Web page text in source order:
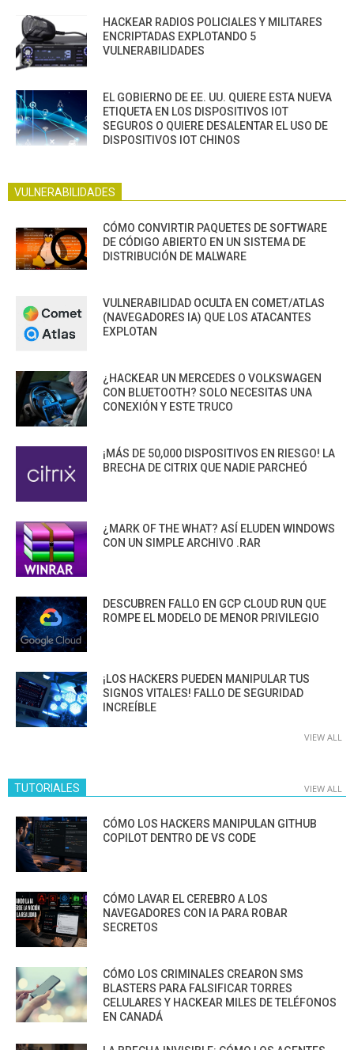
HACKEAR RADIOS POLICIALES Y MILITARES
ENCRIPTADAS EXPLOTANDO 5
VULNERABILIDADES
EL GOBIERNO DE EE. UU. QUIERE ESTA NUEVA
ETIQUETA EN LOS DISPOSITIVOS IOT
SEGUROS O QUIERE DESALENTAR EL USO DE
DISPOSITIVOS IOT CHINOS
VULNERABILIDADES
CÓMO CONVIRTIR PAQUETES DE SOFTWARE
DE CÓDIGO ABIERTO EN UN SISTEMA DE
DISTRIBUCIÓN DE MALWARE
VULNERABILIDAD OCULTA EN COMET/ATLAS
(NAVEGADORES IA) QUE LOS ATACANTES
EXPLOTAN
¿HACKEAR UN MERCEDES O VOLKSWAGEN
CON BLUETOOTH? SOLO NECESITAS UNA
CONEXIÓN Y ESTE TRUCO
¡MÁS DE 50,000 DISPOSITIVOS EN RIESGO! LA
BRECHA DE CITRIX QUE NADIE PARCHEÓ
¿MARK OF THE WHAT? ASÍ ELUDEN WINDOWS
CON UN SIMPLE ARCHIVO .RAR
DESCUBREN FALLO EN GCP CLOUD RUN QUE
ROMPE EL MODELO DE MENOR PRIVILEGIO
¡LOS HACKERS PUEDEN MANIPULAR TUS
SIGNOS VITALES! FALLO DE SEGURIDAD
INCREÍBLE
VIEW ALL
TUTORIALES VIEW ALL
CÓMO LOS HACKERS MANIPULAN GITHUB
COPILOT DENTRO DE VS CODE
CÓMO LAVAR EL CEREBRO A LOS
NAVEGADORES CON IA PARA ROBAR
SECRETOS
CÓMO LOS CRIMINALES CREARON SMS
BLASTERS PARA FALSIFICAR TORRES
CELULARES Y HACKEAR MILES DE TELÉFONOS
EN CANADÁ